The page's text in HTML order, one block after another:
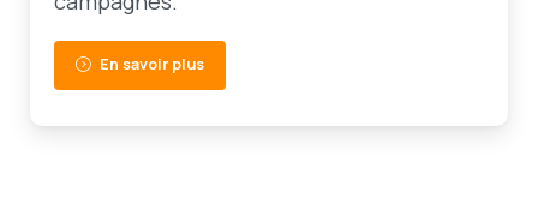
En savoir plus